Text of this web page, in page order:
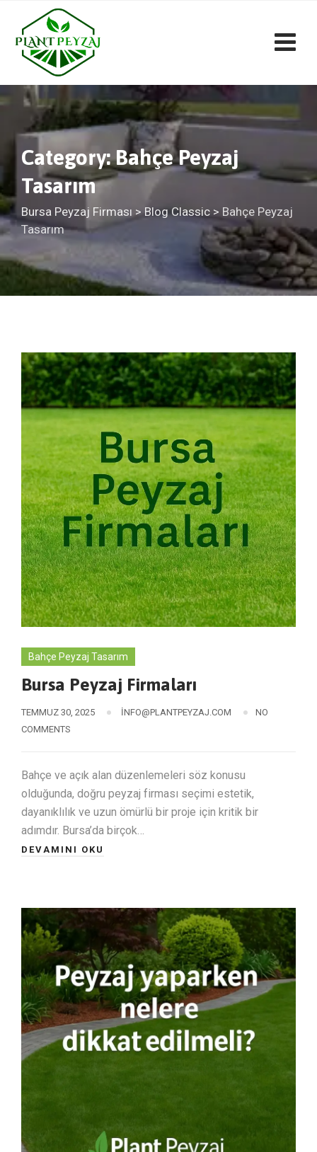
content
Category: Bahçe Peyzaj
Tasarım
Bursa Peyzaj Firması >Blog Classic > Bahçe Peyzaj
Tasarım
Bahçe Peyzaj Tasarım
Bursa Peyzaj Firmaları
TEMMUZ 30, 2025 INFO@PLANTPEYZAJ.COM
NO
COMMENTS
Bahçe ve açık alan düzenlemeleri söz konusu
olduğunda, doğru peyzaj firması seçimi estetik,
dayanıklılık ve uzun ömürlü bir proje için kritik bir
adımdır. Bursa’da birçok…
DEVAMINI OKU